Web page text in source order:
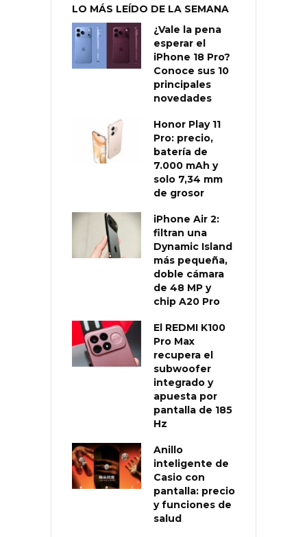
LO MÁS LEÍDO DE LA SEMANA
¿Vale la pena
esperar el
iPhone 18 Pro?
Conoce sus 10
principales
novedades
Honor Play 11
Pro: precio,
batería de
7.000 mAh y
solo 7,34 mm
de grosor
iPhone Air 2:
filtran una
Dynamic Island
más pequeña,
doble cámara
de 48 MP y
chip A20 Pro
El REDMI K100
Pro Max
recupera el
subwoofer
integrado y
apuesta por
pantalla de 185
Hz
Anillo
inteligente de
Casio con
pantalla: precio
y funciones de
salud